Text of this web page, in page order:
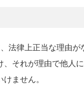
法律上正当な理由
、それが理由で他人
ません。